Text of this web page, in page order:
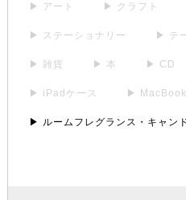
▶ アート ▶ クラフト
▶ ステーショナリー ▶ テ
▶ 雑貨 ▶ 本 ▶ CD
▶ iPadケース ▶ MacBook
▶ ルームフレグランス・キャン